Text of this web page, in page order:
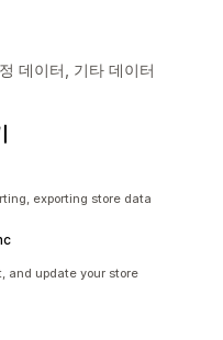
데이터, 기타 데이터
exporting store data
and update your store